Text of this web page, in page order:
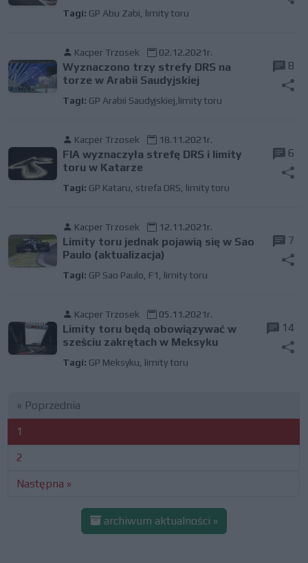
Tagi: GP Abu Zabi limity toru
Kacper Trzosek 02.12.2021r.
Wyznaczono trzy strefy DRS na
torze w Arabii Saudyjskiej
Tagi: GP Arabii Saudyjskiej,limity toru
8
Kacper Trzosek 18.11.2021r.
FIA wyznaczyła strefę DRS i limity
toru w Katarze
Tagi: GP Kataru strefa DRS limity toru
6
Kacper Trzosek 12.11.2021r.
Limity toru jednak pojawią się w Sao
Paulo (aktualizacja)
Tagi: GP Sao Paulo F1 limity toru
7
Kacper Trzosek 05.11.2021r.
Limity toru będą obowiązywać w
sześciu zakrętach w Meksyku
Tagi: GP Meksyku limity toru
14
« Poprzednia
1
2
Następna »
archiwum aktualności »